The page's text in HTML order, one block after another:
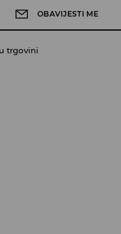
OBAVIJESTI ME
trgovini